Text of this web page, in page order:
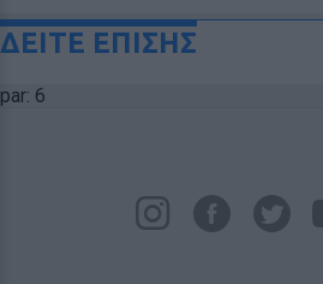
ΔΕΙΤΕ ΕΠΙΣΗΣ
par: 6